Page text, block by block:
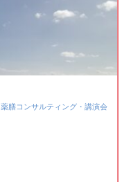
薬膳コンサルティング・講演会